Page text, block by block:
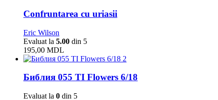
Confruntarea cu uriasii
Eric Wilson
Evaluat la 5.00 din 5
195,00 MDL
2
Библия 055 TI Flowers 6/18
Evaluat la 0 din 5